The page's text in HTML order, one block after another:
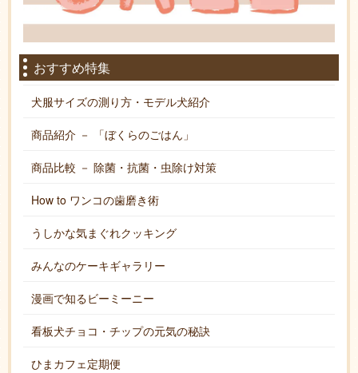
おすすめ特集
犬服サイズの測り方・モデル犬紹介
商品紹介 － 「ぼくらのごはん」
商品比較 － 除菌・抗菌・虫除け対策
How to ワンコの歯磨き術
うしかな気まぐれクッキング
みんなのケーキギャラリー
漫画で知るビーミーニー
看板犬チョコ・チップの元気の秘訣
ひまカフェ定期便